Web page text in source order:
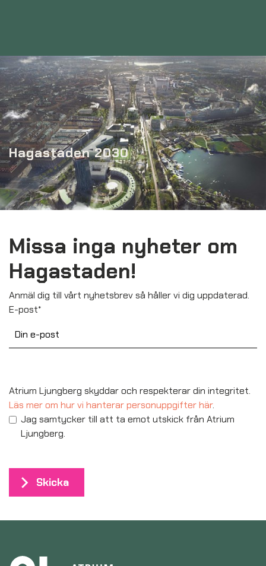
Hagastaden 2030
Missa inga nyheter om
Hagastaden!
Anmäl dig till vårt nyhetsbrev så håller vi dig uppdaterad.
E-post*
Atrium Ljungberg skyddar och respekterar din integritet.
Läs mer om hur vi hanterar personuppgifter här.
Jag samtycker till att ta emot utskick från Atrium
Ljungberg.